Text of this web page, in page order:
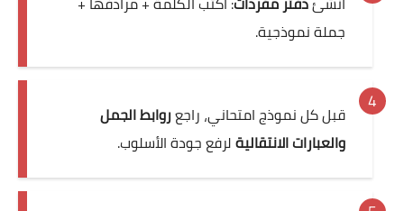
جملة نموذجية.
قبل كل نموذج امتحاني، راجعروابط الجمل
والعبارات الانتقاليةلرفع جودة الأسلوب.